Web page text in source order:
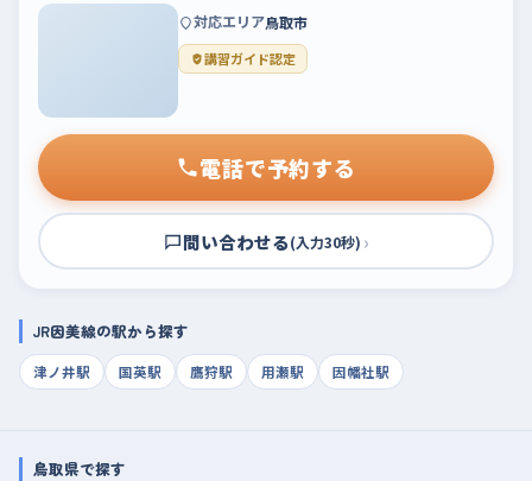
対応エリア鳥取市
講習ガイド認定
電話で予約する
問い合わせる(入力30秒) ›
JR因美線の駅から探す
津ノ井駅 国英駅 鷹狩駅 用瀬駅 因幡社駅
鳥取県で探す